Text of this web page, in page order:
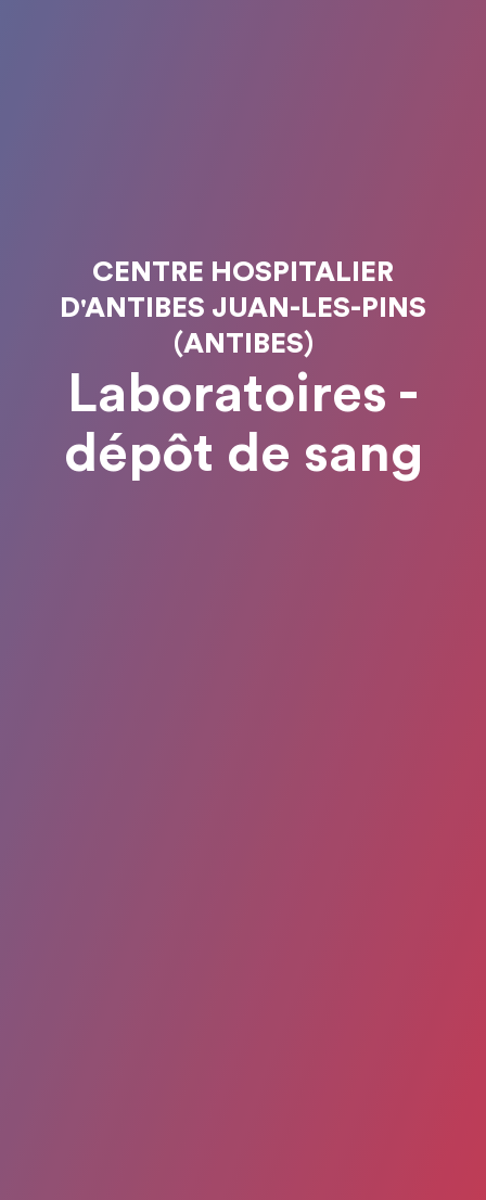
CENTRE HOSPITALIER
D'ANTIBES JUAN-LES-PINS
(ANTIBES)
Laboratoires -
dépôt de sang